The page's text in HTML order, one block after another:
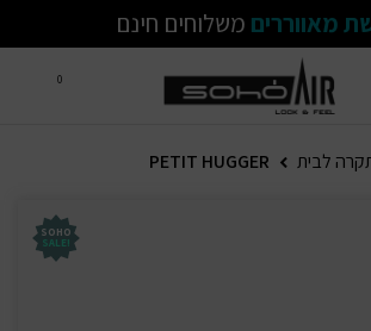
מאווררים משלוחים חינם
0
לבית PETIT HUGGER
SOHO
!SALE